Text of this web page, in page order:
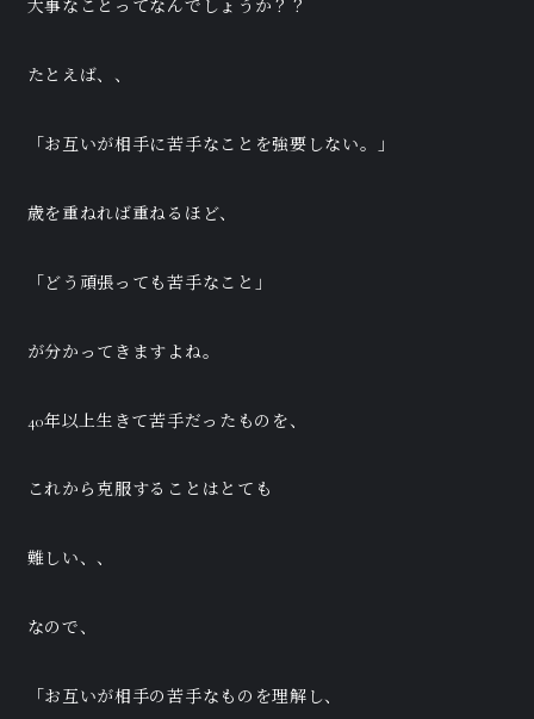
大事なことってなんでしょうか？？
たとえば、、
「お互いが相手に苦手なことを強要しない。」
歳を重ねれば重ねるほど、
「どう頑張っても苦手なこと」
が分かってきますよね。
40年以上生きて苦手だったものを、
これから克服することはとても
難しい、、
なので、
「お互いが相手の苦手なものを理解し、